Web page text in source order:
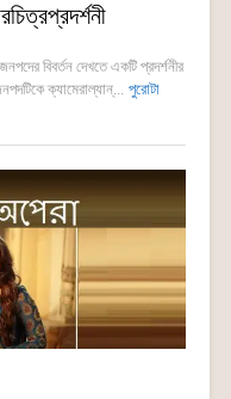
বিবর্তন দেখতে একটি প্রদর্শনীর
ক্যামেরাল্যান্... পুরোটা